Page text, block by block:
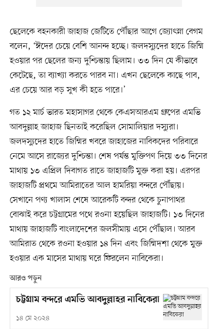
ছেলেকে বহনকারী জাহাজ জেটিতে পৌঁছার আগে জ্যোৎস্না বেগম
বলেন, ‘ঈদের চেয়ে বেশি আনন্দ হচ্ছে। জলদস্যুদের হাতে জিম্মি
হওয়ার পর ছেলের জন্য দুশ্চিন্তায় ছিলাম। ৩৩ দিন যে কীভাবে
কেটেছে, তা ব্যাখ্যা করতে পারব না। এখন ছেলেকে কাছে পাব,
এর চেয়ে আর বড় সুখ কী হতে পারে।’
গত ১২ মার্চ ভারত মহাসাগর থেকে কেএসআরএম গ্রুপের এমভি
আবদুল্লাহ জাহাজ ছিনতাই করেছিল সোমালিয়ার দস্যুরা।
জলদস্যুদের হাতে জিম্মির খবরে জাহাজের নাবিকদের পরিবারে
নেমে আসে রাজ্যের দুশ্চিন্তা। শেষ পর্যন্ত মুক্তিপণ দিয়ে ৩৩ দিনের
মাথায় ১৩ এপ্রিল দিবাগত রাতে জাহাজটি মুক্ত করা হয়। এরপর
জাহাজটি প্রথমে আমিরাতের আল হামরিয়া বন্দরে পৌঁছায়।
সেখানে পণ্য খালাস শেষে আরেকটি বন্দর থেকে চুনাপাথর
বোঝাই করে চট্টগ্রামের পথে রওনা হয়েছিল জাহাজটি। ১৩ দিনের
মাথায় জাহাজটি বাংলাদেশের জলসীমায় এসে পৌঁছাল। আরব
আমিরাত থেকে রওনা হওয়ার ১৪ দিন এবং জিম্মিদশা থেকে মুক্ত
হওয়ার এক মাসের মাথায় ঘরে ফিরলেন নাবিকেরা।
আরও পড়ুন
চট্টগ্রাম বন্দরে এমভি আবদুল্লাহর নাবিকেরা
১৪ মে ২০২৪